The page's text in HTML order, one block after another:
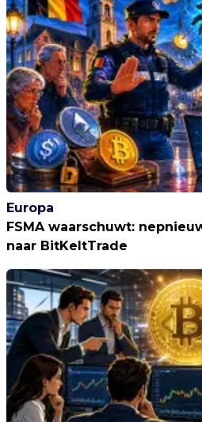
Europa
FSMA waarschuwt:
naar BitKeltTrade